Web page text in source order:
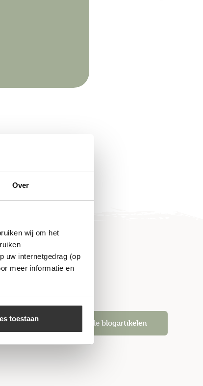
Over
wij om het
uw internetgedrag (op
meer informatie en
toestaan Alle blogartikelen